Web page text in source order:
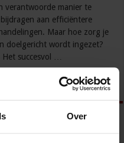
Over
verantwoorde manier te
aan efficiëntere
Maar hoe zorg je
doelgericht wordt ingezet?
succesvol …